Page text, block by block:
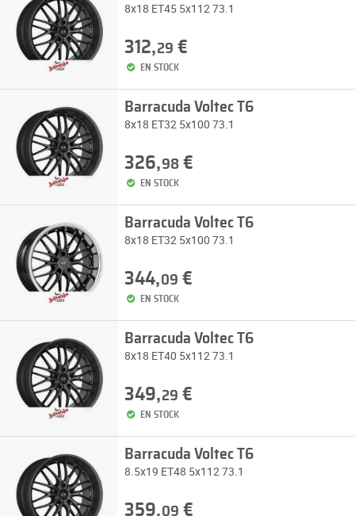
8x18 ET45 5x112 73.1
312,29 €
EN STOCK
Barracuda Voltec T6
8x18 ET32 5x100 73.1
326,98€
EN STOCK
Barracuda Voltec T6
8x18 ET32 5x100 73.1
344,09 €
EN STOCK
Barracuda Voltec T6
8x18 ET40 5x112 73.1
349,29 €
EN STOCK
Barracuda Voltec T6
8.5x19 ET48 5x112 73.1
359,09 €